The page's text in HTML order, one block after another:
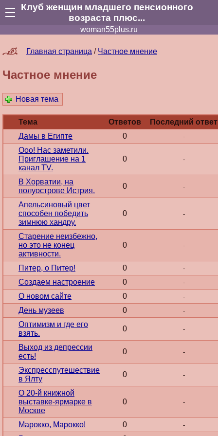
Клуб женщин младшего пенсионного
возраста плюс...
woman55plus.ru
Главная страница / Частное мнение
Частное мнение
Новая тема
Тема Ответов
Последний ответ
Дамы в Египте
0 -
Ооо! Нас заметили.
Приглашение на 1
канал TV.
0 -
В Хорватии, на
полуострове Истрия.
0 -
Апельсиновый цвет
способен победить
зимнюю хандру.
0 -
Старение неизбежно,
но это не конец
активности.
0 -
Питер, о Питер! 0 -
Создаем настроение 0 -
О новом сайте 0 -
День музеев 0 -
Оптимизм и где его
взять.
0 -
Выход из депрессии
есть!
0 -
Экспресспутешествие
в Ялту
0 -
О 20-й книжной
выставке-ярмарке в
Москве
0 -
Марокко, Марокко! 0 -